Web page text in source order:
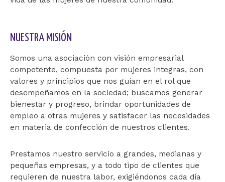
NUESTRA MISIÓN
Somos una asociación con visión empresarial
competente, compuesta por mujeres integras, con
valores y principios que nos guían en el rol que
desempeñamos en la sociedad; buscamos generar
bienestar y progreso, brindar oportunidades de
empleo a otras mujeres y satisfacer las necesidades
en materia de confección de nuestros clientes.
Prestamos nuestro servicio a grandes, medianas y
pequeñas empresas, y a todo tipo de clientes que
requieren de nuestra labor, exigiéndonos cada día